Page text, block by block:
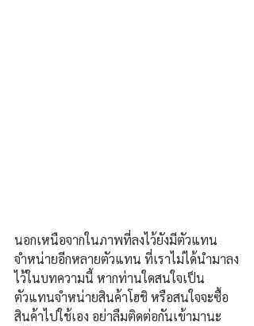
นอกเหนือจากในภาพที่ลงไว้ยังมีตัวแทน
จำหน่ายอีกหลายตัวแทน ที่เราไม่ได้นำมาลง
ไว้ในบทความนี้ หากท่านใดสนใจเป็น
ตัวแทนจำหน่ายสินค้าโฮชิ หรือสนใจจะซื้อ
สินค้าไปใช้เอง อย่าลืมติดต่อกันเข้ามานะ